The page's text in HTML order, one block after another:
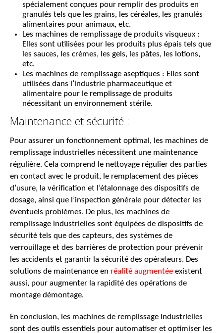
spécialement conçues pour remplir des produits en
granulés tels que les grains, les céréales, les granulés
alimentaires pour animaux, etc.
Les machines de remplissage de produits visqueux :
Elles sont utilisées pour les produits plus épais tels que
les sauces, les crèmes, les gels, les pâtes, les lotions,
etc.
Les machines de remplissage aseptiques : Elles sont
utilisées dans l’industrie pharmaceutique et
alimentaire pour le remplissage de produits
nécessitant un environnement stérile.
Maintenance et sécurité :
Pour assurer un fonctionnement optimal, les machines de
remplissage industrielles nécessitent une maintenance
régulière. Cela comprend le nettoyage régulier des parties
en contact avec le produit, le remplacement des pièces
d’usure, la vérification et l’étalonnage des dispositifs de
dosage, ainsi que l’inspection générale pour détecter les
éventuels problèmes. De plus, les machines de
remplissage industrielles sont équipées de dispositifs de
sécurité tels que des capteurs, des systèmes de
verrouillage et des barrières de protection pour prévenir
les accidents et garantir la sécurité des opérateurs. Des
solutions de maintenance en réalité augmentée existent
aussi, pour augmenter la rapidité des opérations de
montage démontage.
En conclusion, les machines de remplissage industrielles
sont des outils essentiels pour automatiser et optimiser les